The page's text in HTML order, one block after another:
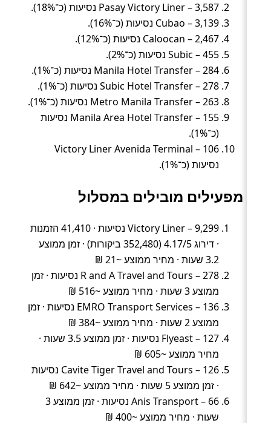
Pasay Victory Liner – 3,587 נסיעות (כ־18%).
Cubao – 3,139 נסיעות (כ־16%).
Caloocan – 2,467 נסיעות (כ־12%).
Subic – 455 נסיעות (כ־2%).
Manila Hotel Transfer – 284 נסיעות (כ־1%).
Subic Hotel Transfer – 278 נסיעות (כ־1%).
Metro Manila Transfer – 263 נסיעות (כ־1%).
Manila Area Hotel Transfer – 155 נסיעות
(כ־1%).
Victory Liner Avenida Terminal – 106
נסיעות (כ־1%).
מפעילים מובילים במסלול
Victory Liner – 9,299 נסיעות · 41,410 הזמנות
· דירוג 4.17/5 (352,480 ביקורות) · זמן ממוצע
3.2 שעות · מחיר ממוצע ~21 ₪
R and A Travel and Tours – 278 נסיעות · זמן
ממוצע 3 שעות · מחיר ממוצע ~516 ₪
EMRO Transport Services – 136 נסיעות · זמן
ממוצע 2 שעות · מחיר ממוצע ~384 ₪
Flyeast – 127 נסיעות · זמן ממוצע 3.5 שעות ·
מחיר ממוצע ~605 ₪
Cavite Tiger Travel and Tours – 126 נסיעות
· זמן ממוצע 5 שעות · מחיר ממוצע ~642 ₪
Anis Transport – 66 נסיעות · זמן ממוצע 3
שעות · מחיר ממוצע ~400 ₪